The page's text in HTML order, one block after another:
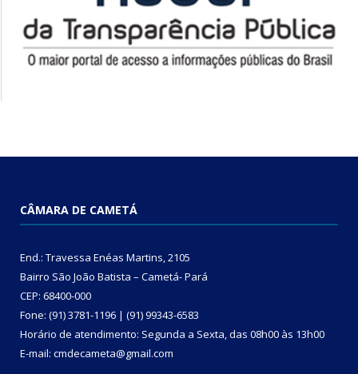
CÂMARA DE CAMETÁ
End.: Travessa Enéas Martins, 2105
Bairro São João Batista – Cametá- Pará
CEP: 68400-000
Fone: (91) 3781-1196 | (91) 99343-6583
Horário de atendimento: Segunda a Sexta, das 08h00 às 13h00
E-mail: cmdecameta@gmail.com